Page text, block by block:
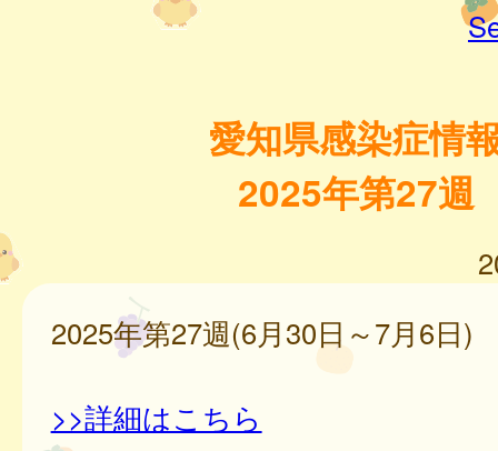
愛知県感染症情
2025年第27週
2025年第27週(6月30日～7月6日)
>>詳細はこちら